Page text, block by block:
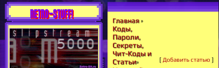
RETRO-STUFF! Главная »
Коды,
Пароли,
Секреты,
Чит-Коды и
Статьи» [ Добавить статью ]